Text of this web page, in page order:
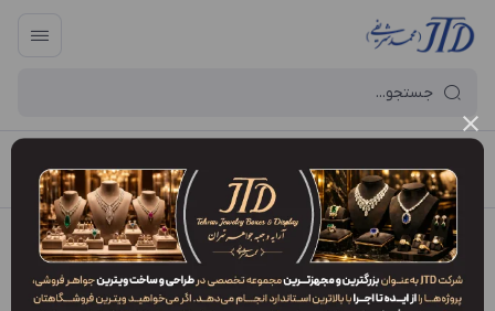
آرایه و جعبه جواهر تهران / فهرست محصولات / جعبه سرویس SM1 PDB2